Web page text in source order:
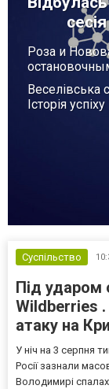
Роза и
Веселівська
Історія успіху
Суспільство
Під ударом
Wildberries
атаку на
У ніч на 3 серпня
Росії зазнали
Володимирі